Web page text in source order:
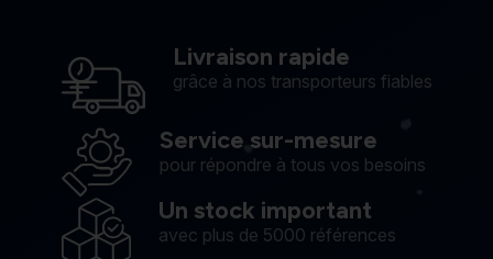
Livraison rapide
grâce à nos transporteurs fiables
Service sur-mesure
pour répondre à tous vos besoins
Un stock important
avec plus de 5000 références